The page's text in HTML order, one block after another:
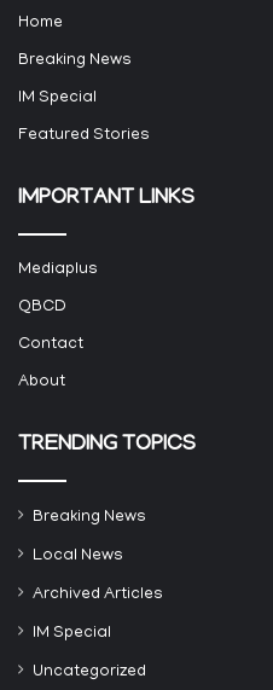
Home
Breaking News
IM Special
Featured Stories
IMPORTANT LINKS
Mediaplus
QBCD
Contact
About
TRENDING TOPICS
Breaking News
Local News
Archived Articles
IM Special
Uncategorized